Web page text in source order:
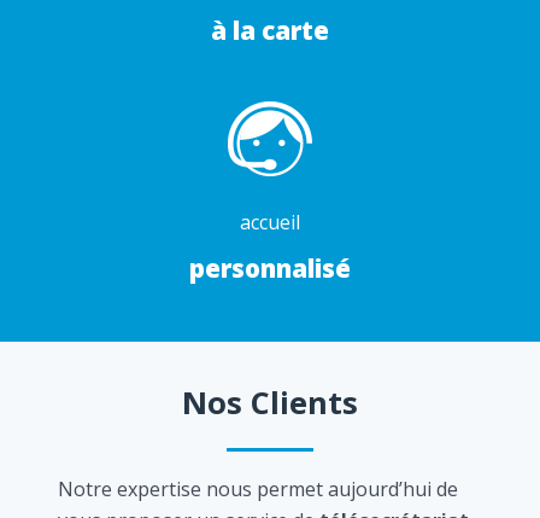
à la carte
accueil
personnalisé
Nos Clients
Notre expertise nous permet aujourd’hui de